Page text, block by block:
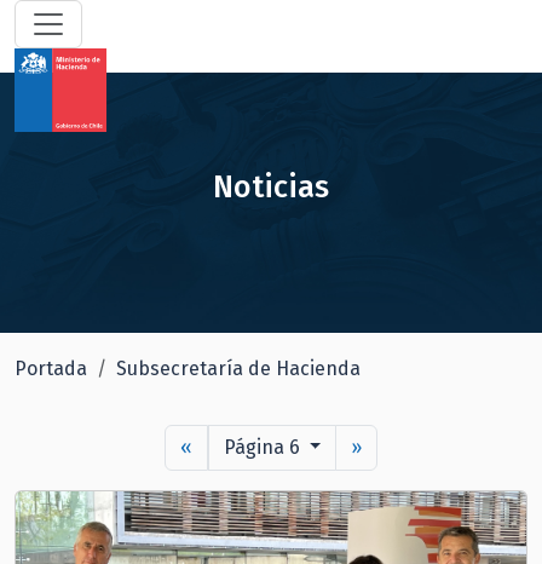
Noticias
Portada Subsecretaría de Hacienda
« Página 6 »